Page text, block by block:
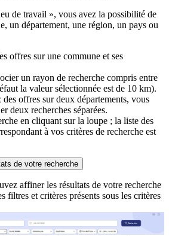
de travail », vous avez la possibilité de
un département, une région, un pays ou
offres sur une commune et ses
un rayon de recherche compris entre
la valeur sélectionnée est de 10 km).
des offres sur deux départements, vous
deux recherches séparées.
en cliquant sur la loupe ; la liste des
à vos critères de recherche est
de votre recherche
affiner les résultats de votre recherche
filtres et critères présents sous les critères